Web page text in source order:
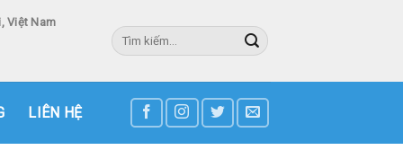
Việt Nam
Tìm
kiếm:
LIÊN HỆ